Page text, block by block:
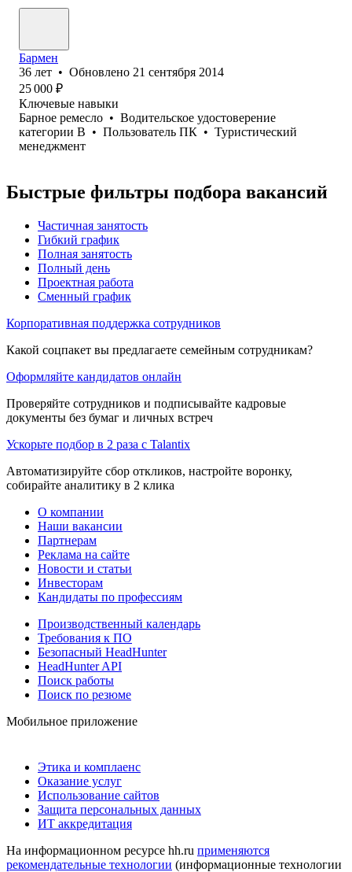
Бармен
36 лет • Обновлено 21 сентября 2014
25 000 ₽
Ключевые навыки
Барное ремесло • Водительское удостоверение
категории B • Пользователь ПК • Туристический
менеджмент
Быстрые фильтры подбора вакансий
Частичная занятость
Гибкий график
Полная занятость
Полный день
Проектная работа
Сменный график
Корпоративная поддержка сотрудников
Какой соцпакет вы предлагаете семейным сотрудникам?
Оформляйте кандидатов онлайн
Проверяйте сотрудников и подписывайте кадровые
документы без бумаг и личных встреч
Ускорьте подбор в 2 раза с Talantix
Автоматизируйте сбор откликов, настройте воронку,
собирайте аналитику в 2 клика
О компании
Наши вакансии
Партнерам
Реклама на сайте
Новости и статьи
Инвесторам
Кандидаты по профессиям
Производственный календарь
Требования к ПО
Безопасный HeadHunter
HeadHunter API
Поиск работы
Поиск по резюме
Мобильное приложение
Этика и комплаенс
Оказание услуг
Использование сайтов
Защита персональных данных
ИТ аккредитация
На информационном ресурсе hh.ru применяются
рекомендательные технологии (информационные технологии